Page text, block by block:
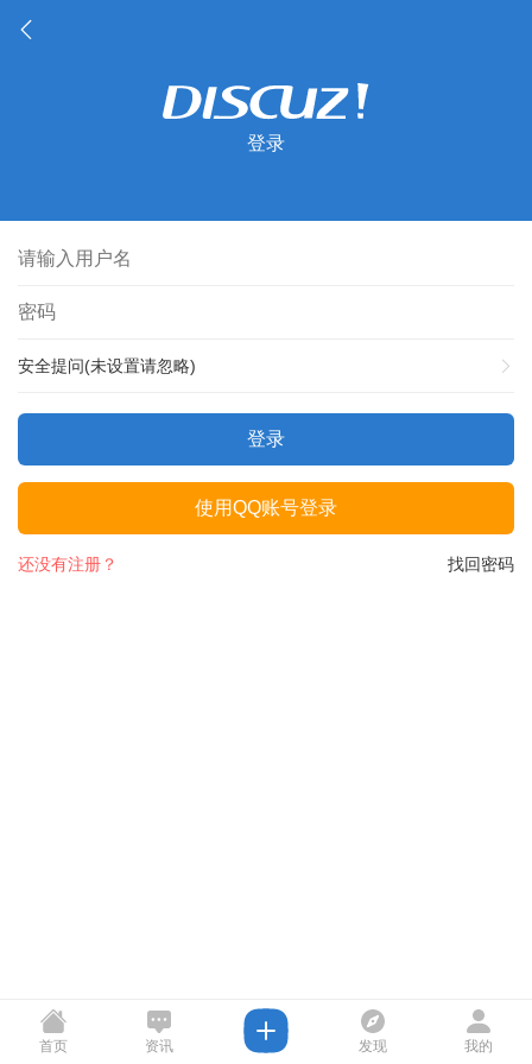
登录
安全提问(未设置请忽略)
登录
使用QQ账号登录
找回密码
还没有注册？
首页 资讯 发现 我的